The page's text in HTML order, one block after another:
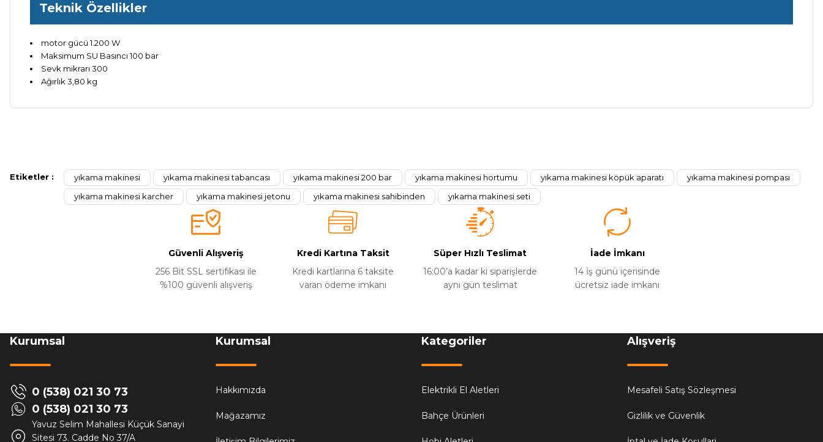
Teknik Özellikler
motor gücü 1.200 W
Maksimum SU Basıncı 100 bar
Sevk mikrarı 300
Ağırlık 3,80 kg
Yorum Yaz
Soru Sor
Etiketler : yıkama makinesi yıkama makinesi tabancası yıkama makinesi 200 bar yıkama makinesi hortumu yıkama makinesi köpük aparatı
yıkama makinesi pompası
yıkama makinesi karcher
yıkama makinesi jetonu yıkama makinesi sahibinden yıkama makinesi seti
Güvenli Alışveriş
256 Bit SSL sertifikası ile
%100 güvenli alışveriş
Kredi Kartına Taksit
Kredi kartlarına 6 taksite
varan ödeme imkanı
Süper Hızlı Teslimat
16:00’a kadar ki siparişlerde
aynı gün teslimat
İade İmkanı
14 İş günü içerisinde
ücretsiz iade imkanı
Kurumsal
0 (538) 021 30 73
0 (538) 021 30 73
Yavuz Selim Mahallesi Küçük Sanayi
Sitesi 73. Cadde No 37/A
Kurumsal
Hakkımızda
Mağazamız
Kategoriler
Elektrikli El Aletleri
Bahçe Ürünleri
Alışveriş
Mesafeli Satış Sözleşmesi
Gizlilik ve Güvenlik